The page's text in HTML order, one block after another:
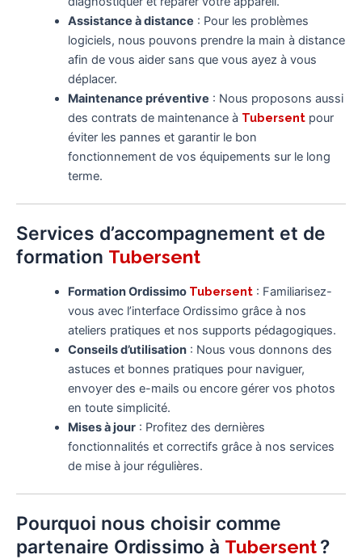
Assistance à distance : Pour les problèmes
logiciels, nous pouvons prendre la main à distance
afin de vous aider sans que vous ayez à vous
déplacer.
Maintenance préventive : Nous proposons aussi
des contrats de maintenance à Tubersent pour
éviter les pannes et garantir le bon
fonctionnement de vos équipements sur le long
terme.
Services d’accompagnement et de
formation Tubersent
Formation Ordissimo Tubersent : Familiarisez-
vous avec l’interface Ordissimo grâce à nos
ateliers pratiques et nos supports pédagogiques.
Conseils d’utilisation: Nous vous donnons des
astuces et bonnes pratiques pour naviguer,
envoyer des e-mails ou encore gérer vos photos
en toute simplicité.
Mises à jour: Profitez des dernières
fonctionnalités et correctifs grâce à nos services
de mise à jour régulières.
Pourquoi nous choisir comme
partenaire Ordissimo à Tubersent?